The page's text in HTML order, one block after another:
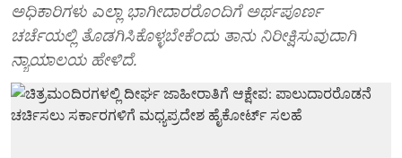
ಅಧಿಕಾರಿಗಳು ಎಲ್ಲಾ ಭಾಗೀದಾರರೊಂದಿಗೆ ಅರ್ಥಪೂರ್ಣ
ಚರ್ಚೆಯಲ್ಲಿ ತೊಡಗಿಸಿಕೊಳ್ಳಬೇಕೆಂದು ತಾನು ನಿರೀಕ್ಷಿಸುವುದಾಗಿ
ನ್ಯಾಯಾಲಯ ಹೇಳಿದೆ.